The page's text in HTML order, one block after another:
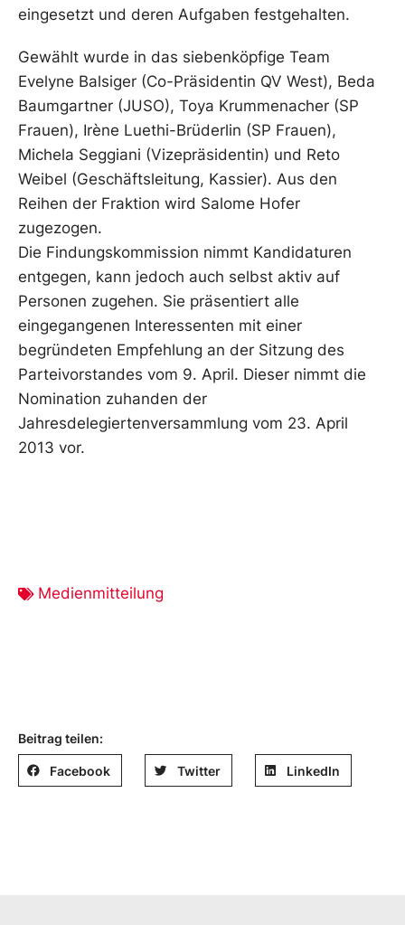
eingesetzt und deren Aufgaben festgehalten.
Gewählt wurde in das siebenköpfige Team
Evelyne Balsiger (Co-Präsidentin QV West), Beda
Baumgartner (JUSO), Toya Krummenacher (SP
Frauen), Irène Luethi-Brüderlin (SP Frauen),
Michela Seggiani (Vizepräsidentin) und Reto
Weibel (Geschäftsleitung, Kassier). Aus den
Reihen der Fraktion wird Salome Hofer
zugezogen.
Die Findungskommission nimmt Kandidaturen
entgegen, kann jedoch auch selbst aktiv auf
Personen zugehen. Sie präsentiert alle
eingegangenen Interessenten mit einer
begründeten Empfehlung an der Sitzung des
Parteivorstandes vom 9. April. Dieser nimmt die
Nomination zuhanden der
Jahresdelegiertenversammlung vom 23. April
2013 vor.
Medienmitteilung
Beitrag teilen:
Facebook Twitter LinkedIn